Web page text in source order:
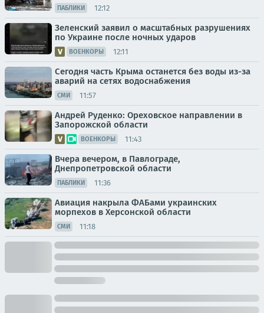
ПАБЛИКИ 12:12
Зеленский заявил о масштабных разрушениях
по Украине после ночных ударов
ВОЕНКОРЫ 12:11
Сегодня часть Крыма останется без воды из-за
аварий на сетях водоснабжения
СМИ 11:57
Андрей Руденко: Ореховское направлении в
Запорожской области
ВОЕНКОРЫ 11:43
Вчера вечером, в Павлограде,
Днепропетровской области
ПАБЛИКИ 11:36
Авиация накрыла ФАБами украинских
морпехов в Херсонской области
СМИ 11:18